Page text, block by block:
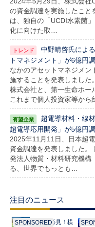
の資金調達を実施したこと
は、独自の「UCDI水素菌
化に向けた取…
中野晴啓氏によ
トマネジメント」が6億円
なかのアセットマネジメ
施することを発表しました
株式会社と、第一生命ホー
これまで個人投資家等から
超電導材料・線
超電導応用開発」が5億円
2025年11月11日、日本超
資金調達を発表しました。
発法人物質・材料研究機構
る、世界でもっとも…
注目のニュース
SPONSORED起業家必見！横